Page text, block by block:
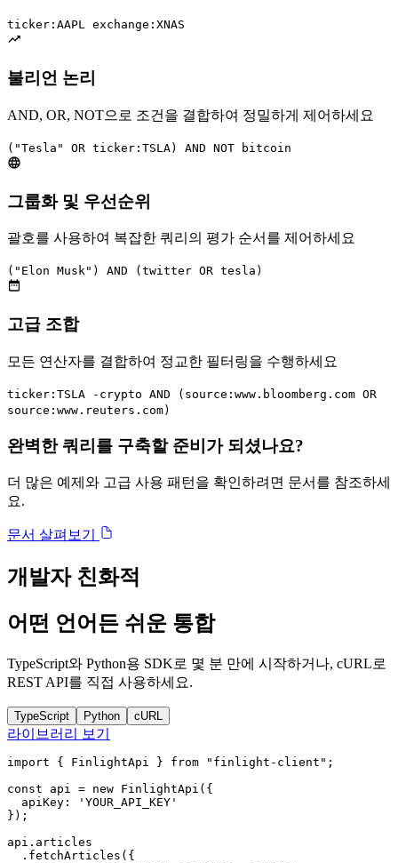
ticker:AAPL exchange:XNAS
불리언 논리
AND, OR, NOT으로 조건을 결합하여 정밀하게 제어하세요
("Tesla" OR ticker:TSLA) AND NOT bitcoin
그룹화 및 우선순위
괄호를 사용하여 복잡한 쿼리의 평가 순서를 제어하세요
("Elon Musk") AND (twitter OR tesla)
고급 조합
모든 연산자를 결합하여 정교한 필터링을 수행하세요
ticker:TSLA -crypto AND (source:www.bloomberg.com OR
source:www.reuters.com)
완벽한 쿼리를 구축할 준비가 되셨나요?
더 많은 예제와 고급 사용 패턴을 확인하려면 문서를 참조하세
요.
문서 살펴보기
개발자 친화적
어떤 언어든 쉬운 통합
TypeScript와 Python용 SDK로 몇 분 만에 시작하거나, cURL로
REST API를 직접 사용하세요.
TypeScript Python cURL
라이브러리 보기
import { FinlightApi } from "finlight-client";
const api = new FinlightApi({
  apiKey: 'YOUR_API_KEY'
});
api.articles
  .fetchArticles({